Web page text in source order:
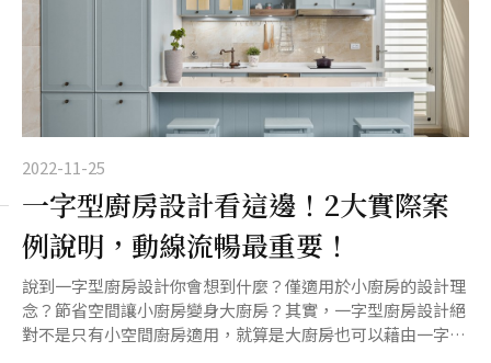
2022-11-25
一字型廚房設計看這邊！2大實際案
例說明，動線流暢最重要！
說到一字型廚房設計你會想到什麼？僅適用於小廚房的設計理
念？節省空間讓小廚房變身大廚房？其實，一字型廚房設計絕
對不是只有小空間廚房適用，就算是大廚房也可以藉由一字型